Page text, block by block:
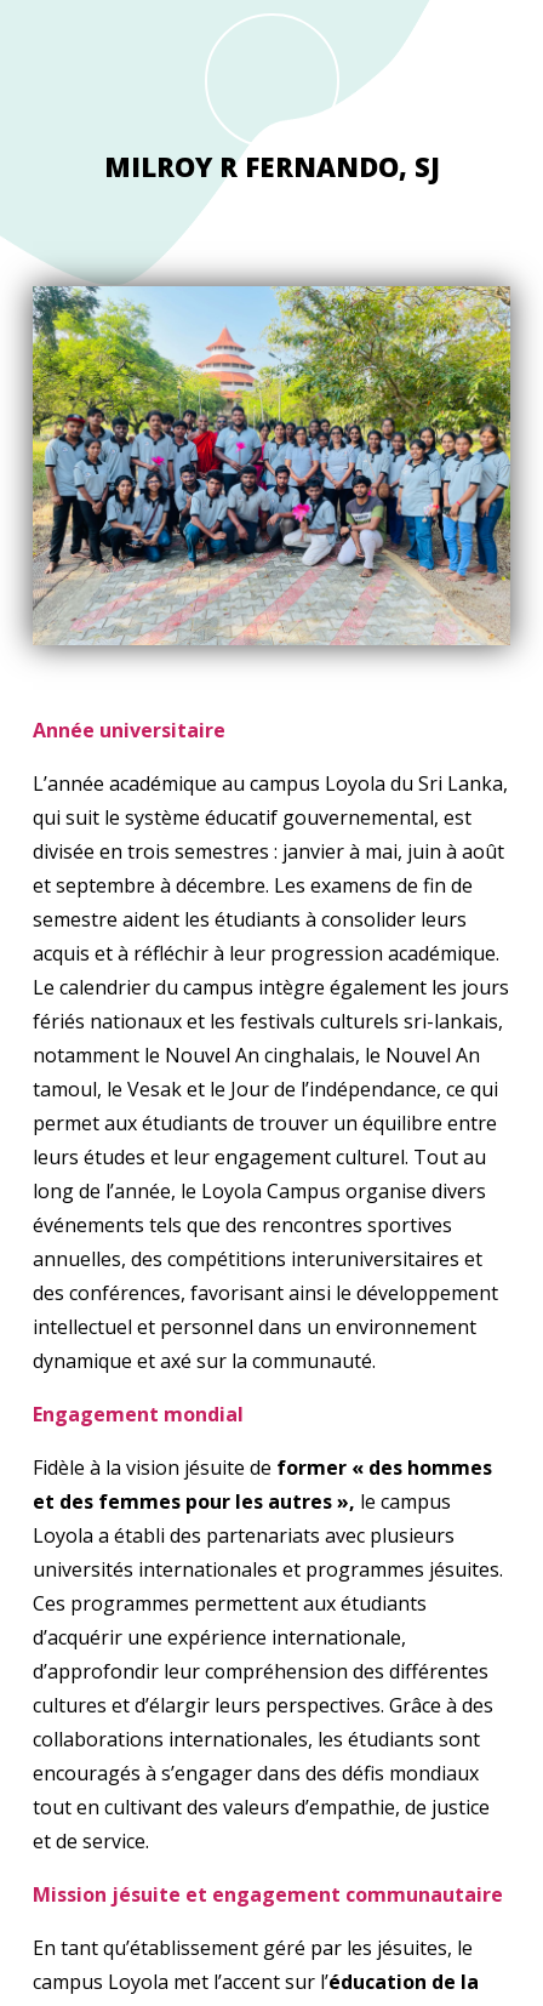
MILROY R FERNANDO, SJ
Année universitaire
L’année académique au campus Loyola du Sri Lanka,
qui suit le système éducatif gouvernemental, est
divisée en trois semestres : janvier à mai, juin à août
et septembre à décembre. Les examens de fin de
semestre aident les étudiants à consolider leurs
acquis et à réfléchir à leur progression académique.
Le calendrier du campus intègre également les jours
fériés nationaux et les festivals culturels sri-lankais,
notamment le Nouvel An cinghalais, le Nouvel An
tamoul, le Vesak et le Jour de l’indépendance, ce qui
permet aux étudiants de trouver un équilibre entre
leurs études et leur engagement culturel. Tout au
long de l’année, le Loyola Campus organise divers
événements tels que des rencontres sportives
annuelles, des compétitions interuniversitaires et
des conférences, favorisant ainsi le développement
intellectuel et personnel dans un environnement
dynamique et axé sur la communauté.
Engagement mondial
Fidèle à la vision jésuite de former « des hommes
et des femmes pour les autres », le campus
Loyola a établi des partenariats avec plusieurs
universités internationales et programmes jésuites.
Ces programmes permettent aux étudiants
d’acquérir une expérience internationale,
d’approfondir leur compréhension des différentes
cultures et d’élargir leurs perspectives. Grâce à des
collaborations internationales, les étudiants sont
encouragés à s’engager dans des défis mondiaux
tout en cultivant des valeurs d’empathie, de justice
et de service.
Mission jésuite et engagement communautaire
En tant qu’établissement géré par les jésuites, le
campus Loyola met l’accent sur l’éducation de la